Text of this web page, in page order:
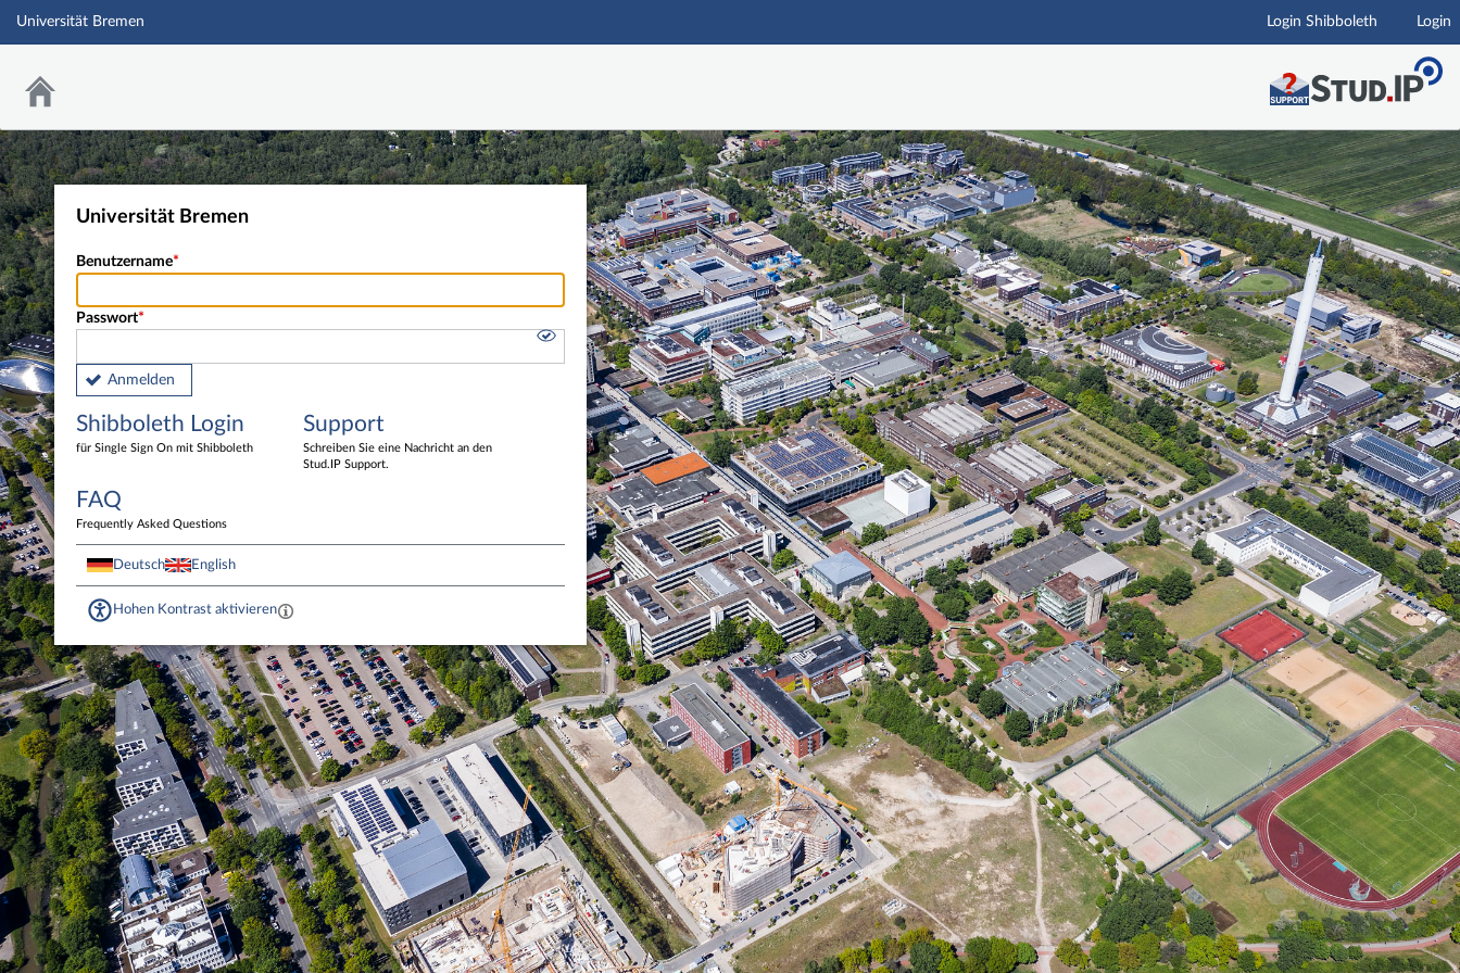
Hauptnavigation
Universität Bremen Login Shibboleth Login
Universität Bremen
Benutzername
Passwort
Anmelden
Shibboleth Login
für Single Sign On mit Shibboleth
Support
Schreiben Sie eine Nachricht an den
Stud.IP Support.
FAQ
Frequently Asked Questions
Deutsch English
Hohen Kontrast aktivieren